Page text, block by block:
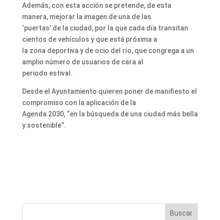
Además, con esta acción se pretende, de esta
manera, mejorar la imagen de una de las
‘puertas’ de la ciudad, por la que cada día transitan
cientos de vehículos y que está próxima a
la zona deportiva y de ocio del río, que congrega a un
amplio número de usuarios de cara al
periodo estival.
Desde el Ayuntamiento quieren poner de manifiesto el
compromiso con la aplicación de la
Agenda 2030, “en la búsqueda de una ciudad más bella
y sostenible”.